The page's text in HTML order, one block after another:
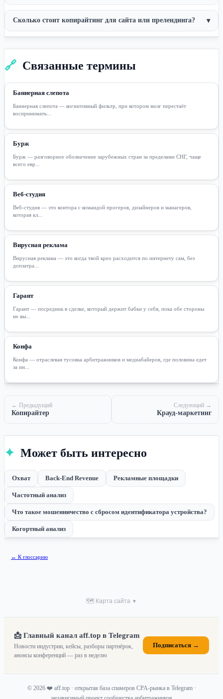
Сколько стоит копирайтинг для сайта или прелендинга? ▾
🔗 Связанные термины
Баннерная слепота
Баннерная слепота — когнитивный фильтр, при котором мозг перестаёт
воспринимать...
Бурж
Бурж — разговорное обозначение зарубежных стран за пределами СНГ, чаще
всего евр...
Веб-студия
Веб-студия — это контора с командой прогеров, дизайнеров и манагеров,
которая кл...
Вирусная реклама
Вирусная реклама — это когда твой крео расходится по интернету сам, без
допзатра...
Гарант
Гарант — посредник в сделке, который держит бабки у себя, пока обе стороны
не вы...
Конфа
Конфа — отраслевая тусовка арбитражников и медиабайеров, где половина едет
за ин...
← Предыдущий
Копирайтер
Следующий →
Крауд-маркетинг
✦ Может быть интересно
Охват Back-End Revenue Рекламные площадки
Частотный анализ
Что такое мошенничество с сбросом идентификатора устройства?
Когортный анализ
← К глоссарию
🗺 Карта сайта ▼
📩 Главный канал aff.top в Telegram
Новости индустрии, кейсы, разборы партнёрок,
анонсы конференций — раз в неделю
Подписаться →
© 2026 ❤️ aff.top · открытая база спамеров CPA-рынка в Telegram ·